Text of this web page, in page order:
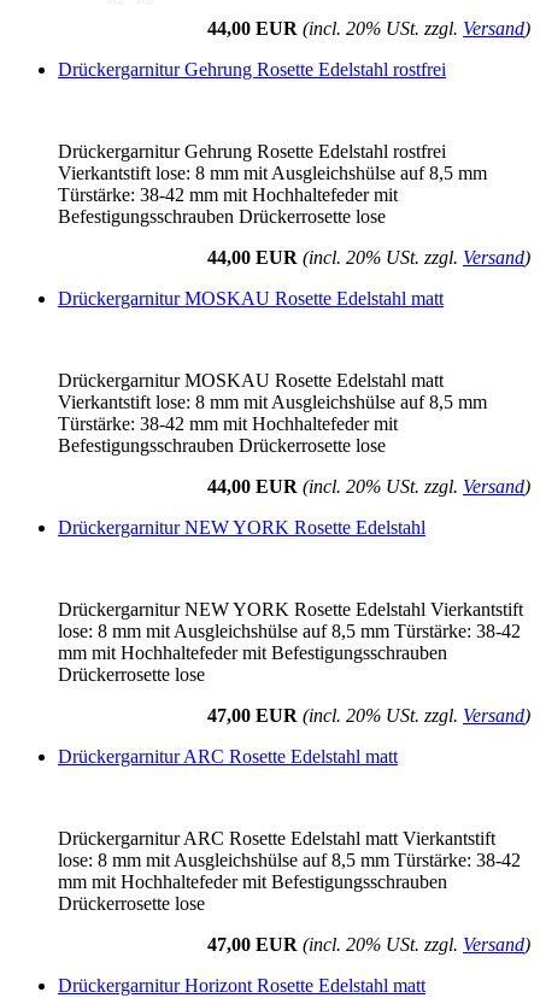
44,00 EUR (incl. 20% USt. zzgl. Versand)
Drückergarnitur Gehrung Rosette Edelstahl rostfrei
Drückergarnitur Gehrung Rosette Edelstahl rostfrei
Vierkantstift lose: 8 mm mit Ausgleichshülse auf 8,5 mm
Türstärke: 38-42 mm mit Hochhaltefeder mit
Befestigungsschrauben Drückerrosette lose
44,00 EUR (incl. 20% USt. zzgl. Versand)
Drückergarnitur MOSKAU Rosette Edelstahl matt
Drückergarnitur MOSKAU Rosette Edelstahl matt
Vierkantstift lose: 8 mm mit Ausgleichshülse auf 8,5 mm
Türstärke: 38-42 mm mit Hochhaltefeder mit
Befestigungsschrauben Drückerrosette lose
44,00 EUR (incl. 20% USt. zzgl. Versand)
Drückergarnitur NEW YORK Rosette Edelstahl
Drückergarnitur NEW YORK Rosette Edelstahl Vierkantstift
lose: 8 mm mit Ausgleichshülse auf 8,5 mm Türstärke: 38-42
mm mit Hochhaltefeder mit Befestigungsschrauben
Drückerrosette lose
47,00 EUR (incl. 20% USt. zzgl. Versand)
Drückergarnitur ARC Rosette Edelstahl matt
Drückergarnitur ARC Rosette Edelstahl matt Vierkantstift
lose: 8 mm mit Ausgleichshülse auf 8,5 mm Türstärke: 38-42
mm mit Hochhaltefeder mit Befestigungsschrauben
Drückerrosette lose
47,00 EUR (incl. 20% USt. zzgl. Versand)
Drückergarnitur Horizont Rosette Edelstahl matt